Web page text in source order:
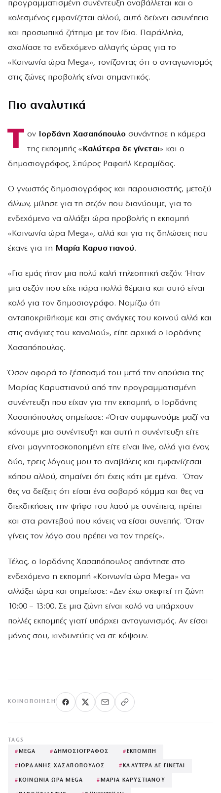
προγραμματισμένη συνέντευξη αναβάλλεται και ο
καλεσμένος εμφανίζεται αλλού, αυτό δείχνει ασυνέπεια
και προσωπικό ζήτημα με τον ίδιο. Παράλληλα,
σχολίασε το ενδεχόμενο αλλαγής ώρας για το
«Κοινωνία ώρα Mega», τονίζοντας ότι ο ανταγωνισμός
στις ζώνες προβολής είναι σημαντικός.
Πιο αναλυτικά
Τ ον Ιορδάνη Χασαπόπουλοσυνάντησε η κάμερα
της εκπομπής « Καλύτερα δε γίνεται» και ο
δημοσιογράφος, Σπύρος Ραφαήλ Κεραμίδας.
Ο γνωστός δημοσιογράφος και παρουσιαστής, μεταξύ
άλλων, μίλησε για τη σεζόν που διανύουμε, για το
ενδεχόμενο να αλλάξει ώρα προβολής η εκπομπή
«Κοινωνία ώρα Mega», αλλά και για τις δηλώσεις που
έκανε για τη Μαρία Καρυστιανού.
«Για εμάς ήταν μια πολύ καλή τηλεοπτική σεζόν. Ήταν
μια σεζόν που είχε πάρα πολλά θέματα και αυτό είναι
καλό για τον δημοσιογράφο. Νομίζω ότι
ανταποκριθήκαμε και στις ανάγκες του κοινού αλλά και
στις ανάγκες του καναλιού», είπε αρχικά ο Ιορδάνης
Χασαπόπουλος.
Όσον αφορά το ξέσπασμά του μετά την απούσια της
Μαρίας Καρυστιανού από την προγραμματισμένη
συνέντευξη που είχαν για την εκπομπή, ο Ιορδάνης
Χασαπόπουλος σημείωσε: «Όταν συμφωνούμε μαζί να
κάνουμε μια συνέντευξη και αυτή η συνέντευξη είτε
είναι μαγνητοσκοποημένη είτε είναι live, αλλά για έναν,
δύο, τρεις λόγους μου το αναβάλεις και εμφανίζεσαι
κάπου αλλού, σημαίνει ότι έχεις κάτι με εμένα. Όταν
θες να δείξεις ότι είσαι ένα σοβαρό κόμμα και θες να
διεκδικήσεις την ψήφο του λαού με συνέπεια, πρέπει
και στα ραντεβού που κάνεις να είσαι συνεπής. Όταν
γίνεις τον λόγο σου πρέπει να τον τηρείς».
Τέλος, ο Ιορδάνης Χασαπόπουλος απάντησε στο
ενδεχόμενο η εκπομπή «Κοινωνία ώρα Mega» να
αλλάξει ώρα και σημείωσε: «Δεν έχω σκεφτεί τη ζώνη
10:00 – 13:00. Σε μια ζώνη είναι καλό να υπάρχουν
πολλές εκπομπές γιατί υπάρχει ανταγωνισμός. Αν είσαι
μόνος σου, κινδυνεύεις να σε κόψουν.
ΚΟΙΝΟΠΟΊΗΣΗ
TAGS
# MEGA #ΔΗΜΟΣΙΟΓΡΑΦΟΣ # ΕΚΠΟΜΠΗ
# ΙΟΡΔΑΝΗΣ ΧΑΣΑΠΟΠΟΥΛΟΣ # ΚΑΛΥΤΕΡΑ ΔΕ ΓΙΝΕΤΑΙ
# ΚΟΙΝΩΝΙΑ ΩΡΑ MEGA # ΜΑΡΙΑ ΚΑΡΥΣΤΙΑΝΟΥ